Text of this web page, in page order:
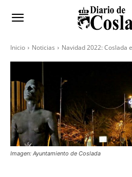
Inicio Noticias Navidad 2022: Coslada
Imagen: Ayuntamiento de Coslada